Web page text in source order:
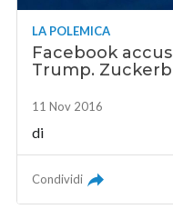
LA POLEMICA
Facebook
Trump.
11 Nov 2016
di
Condividi